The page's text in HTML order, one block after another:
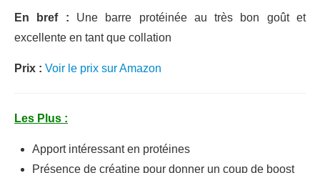
En bref : Une barre protéinée au très bon goût et
excellente en tant que collation
Prix : Voir le prix sur Amazon
Les Plus :
Apport intéressant en protéines
Présence de créatine pour donner un coup de boost